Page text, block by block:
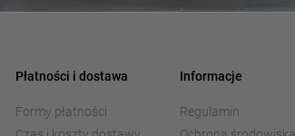
Płatności i dostawa
Formy płatności
Informacje
Regulamin